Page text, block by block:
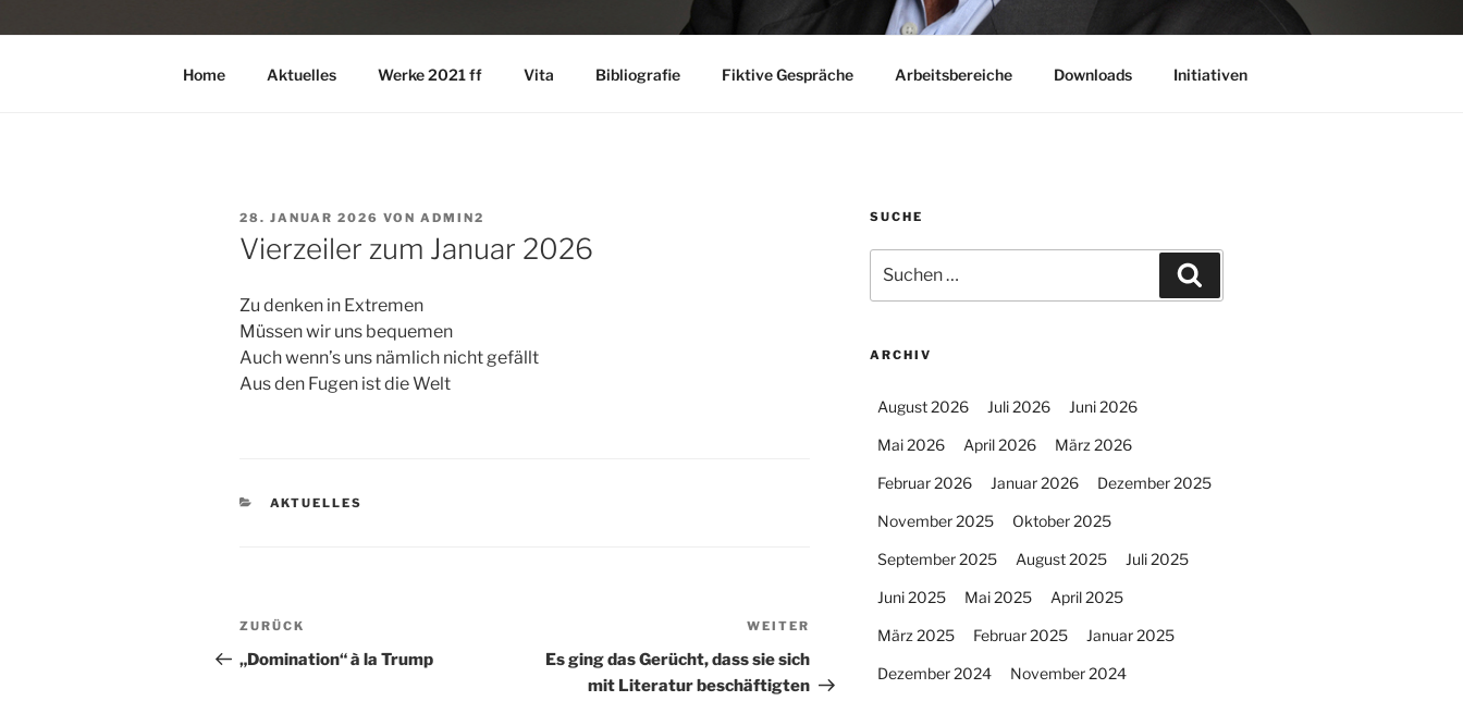
Home Aktuelles Werke 2021 ff Vita Bibliografie Fiktive Gespräche Arbeitsbereiche Downloads Initiativen
VERÖFFENTLICHT
AM
28. JANUAR 2026 VON ADMIN2
Vierzeiler zum Januar 2026
Zu denken in Extremen
Müssen wir uns bequemen
Auch wenn’s uns nämlich nicht gefällt
Aus den Fugen ist die Welt
KATEGORIEN
AKTUELLES
Beitragsnavigation
Vorheriger
Beitrag
ZURÜCK
„Domination“ à la Trump
Nächster
Beitrag
WEITER
Es ging das Gerücht, dass sie sich
mit Literatur beschäftigten
SUCHE
nach:
ARCHIV
August 2026 Juli 2026 Juni 2026
Mai 2026 April 2026 März 2026
Februar 2026 Januar 2026 Dezember 2025
November 2025 Oktober 2025
September 2025 August 2025 Juli 2025
Juni 2025 Mai 2025 April 2025
März 2025 Februar 2025 Januar 2025
Dezember 2024 November 2024